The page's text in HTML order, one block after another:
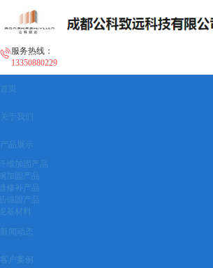
服务热线：
13350880229
首页
关于我们
产品展示
维加固产品
加固产品
修补产品
锚固产品
基材料
新闻动态
客户案例